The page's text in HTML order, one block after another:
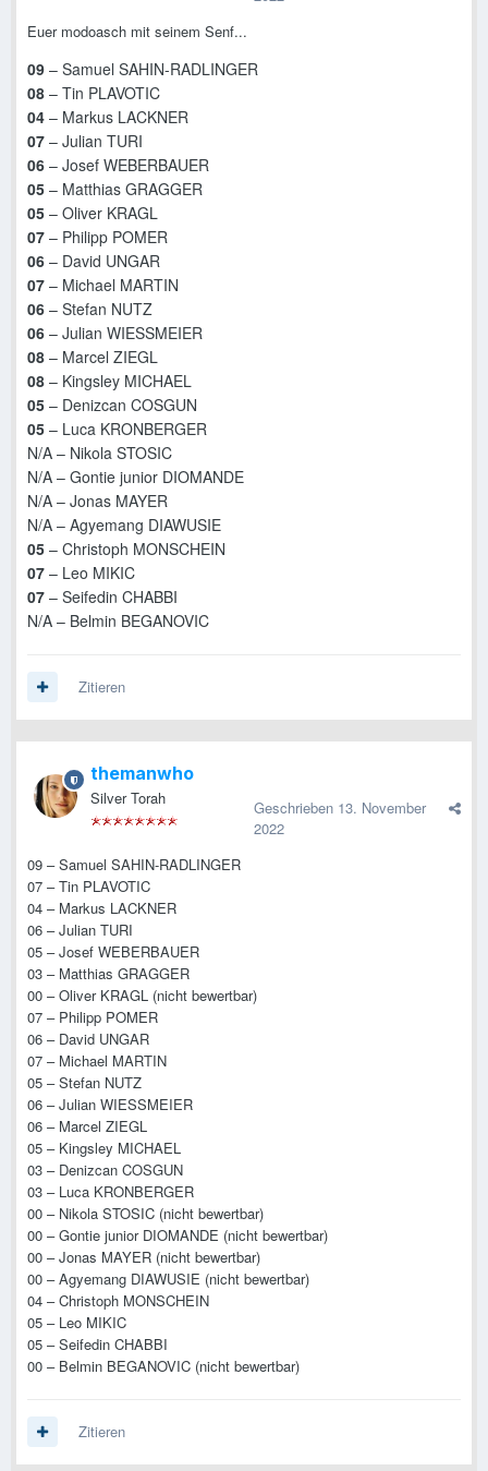
Euer modoasch mit seinem Senf...
09 – Samuel SAHIN-RADLINGER
08 – Tin PLAVOTIC
04 – Markus LACKNER
07 – Julian TURI
06 – Josef WEBERBAUER
05 – Matthias GRAGGER
05 – Oliver KRAGL
07 – Philipp POMER
06 – David UNGAR
07 – Michael MARTIN
06 – Stefan NUTZ
06 – Julian WIESSMEIER
08 – Marcel ZIEGL
08 – Kingsley MICHAEL
05 – Denizcan COSGUN
05 – Luca KRONBERGER
N/A – Nikola STOSIC
N/A – Gontie junior DIOMANDE
N/A – Jonas MAYER
N/A – Agyemang DIAWUSIE
05 – Christoph MONSCHEIN
07 – Leo MIKIC
07 – Seifedin CHABBI
N/A – Belmin BEGANOVIC
Zitieren
themanwho
Silver Torah Geschrieben 13. November
2022
09 – Samuel SAHIN-RADLINGER
07 – Tin PLAVOTIC
04 – Markus LACKNER
06 – Julian TURI
05 – Josef WEBERBAUER
03 – Matthias GRAGGER
00 – Oliver KRAGL (nicht bewertbar)
07 – Philipp POMER
06 – David UNGAR
07 – Michael MARTIN
05 – Stefan NUTZ
06 – Julian WIESSMEIER
06 – Marcel ZIEGL
05 – Kingsley MICHAEL
03 – Denizcan COSGUN
03 – Luca KRONBERGER
00 – Nikola STOSIC (nicht bewertbar)
00 – Gontie junior DIOMANDE (nicht bewertbar)
00 – Jonas MAYER (nicht bewertbar)
00 – Agyemang DIAWUSIE (nicht bewertbar)
04 – Christoph MONSCHEIN
05 – Leo MIKIC
05 – Seifedin CHABBI
00 – Belmin BEGANOVIC (nicht bewertbar)
Zitieren